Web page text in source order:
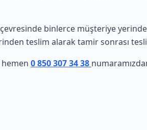
binlerce müşteriye
teslim alarak tamir sonrası
0 850 307 34 38